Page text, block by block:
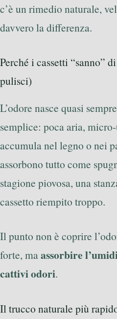
c’è un rimedio naturale,
davvero la differenza.
Perché i cassetti “sanno”
pulisci)
L’odore nasce quasi
semplice: poca aria,
accumula nel legno o nei
assorbono tutto come
stagione piovosa, una
cassetto riempito troppo.
Il punto non è coprire
forte, maassorbire
cattivi odori.
Il trucco naturale più